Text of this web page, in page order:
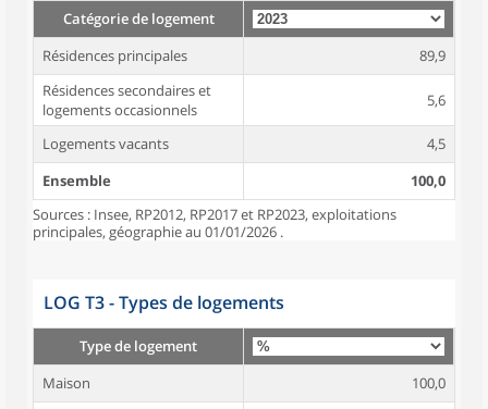
Catégorie de logement
Résidences principales
89,9
Résidences secondaires et
logements occasionnels
5,6
Logements vacants
4,5
Ensemble
100,0
Sources : Insee, RP2012, RP2017 et RP2023, exploitations
principales, géographie au 01/01/2026 .
LOG T3 - Types de logements
Type de logement
Maison
100,0